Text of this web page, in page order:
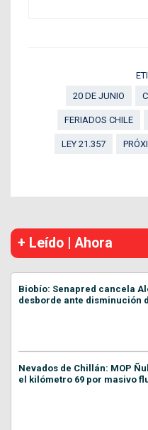
20 DE JUNIO
FERIADOS CHILE
LEY 21.357
+ Leído | Ahora
Biobío: Senapred cancela
desborde ante disminución
Nevados de Chillán: MOP
el kilómetro 69 por masivo